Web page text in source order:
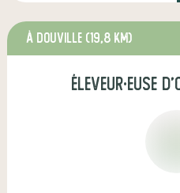
à douville (19,8 km)
éleveur·euse